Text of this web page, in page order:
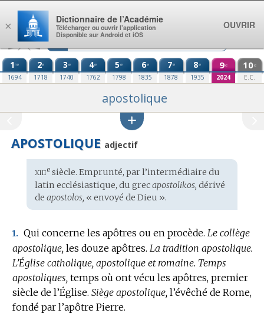
Aller au contenu
1re
1694
2e
1718
3e
1740
4e
1762
5e
1798
6e
1835
7e
1878
8e
1935
9e
2024
10e
E.C.
apostolique
APOSTOLIQUE adjectif
Étymologie
:
xiiiesiècle. Emprunté, par l’intermédiaire du
latin ecclésiastique, du grecapostolikos, dérivé
de apostolos, « envoyé de Dieu ».
1. Qui concerne les apôtres ou en procède. Le collège
apostolique, les douze apôtres. La tradition apostolique.
L’Église catholique, apostolique et romaine. Temps
apostoliques, temps où ont vécu les apôtres, premier
siècle de l’Église. Siège apostolique, l’évêché de Rome,
fondé par l’apôtre Pierre.
×
Dictionnaire de l’Académie
Télécharger ou ouvrir l’application
Disponible sur Android et iOS
OUVRIR